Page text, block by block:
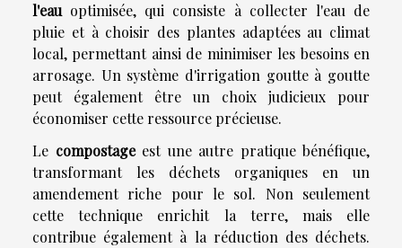
l'eau optimisée, qui consiste à collecter l'eau de
pluie et à choisir des plantes adaptées au climat
local, permettant ainsi de minimiser les besoins en
arrosage. Un système d'irrigation goutte à goutte
peut également être un choix judicieux pour
économiser cette ressource précieuse.
Le compostageest une autre pratique bénéfique,
transformant les déchets organiques en un
amendement riche pour le sol. Non seulement
cette technique enrichit la terre, mais elle
contribue également à la réduction des déchets.